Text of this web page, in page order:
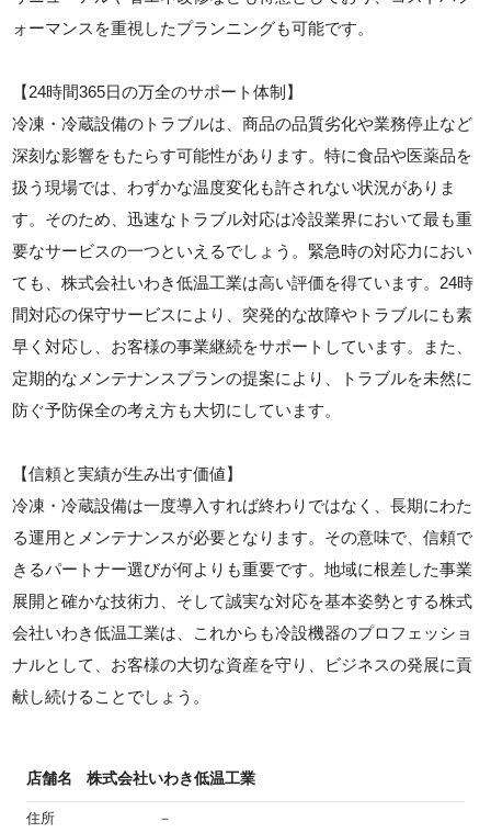
ォーマンスを重視したプランニングも可能です。
【24時間365日の万全のサポート体制】
冷凍・冷蔵設備のトラブルは、商品の品質劣化や業務停止など
深刻な影響をもたらす可能性があります。特に食品や医薬品を
扱う現場では、わずかな温度変化も許されない状況がありま
す。そのため、迅速なトラブル対応は冷設業界において最も重
要なサービスの一つといえるでしょう。緊急時の対応力におい
ても、株式会社いわき低温工業は高い評価を得ています。24時
間対応の保守サービスにより、突発的な故障やトラブルにも素
早く対応し、お客様の事業継続をサポートしています。また、
定期的なメンテナンスプランの提案により、トラブルを未然に
防ぐ予防保全の考え方も大切にしています。
【信頼と実績が生み出す価値】
冷凍・冷蔵設備は一度導入すれば終わりではなく、長期にわた
る運用とメンテナンスが必要となります。その意味で、信頼で
きるパートナー選びが何よりも重要です。地域に根差した事業
展開と確かな技術力、そして誠実な対応を基本姿勢とする株式
会社いわき低温工業は、これからも冷設機器のプロフェッショ
ナルとして、お客様の大切な資産を守り、ビジネスの発展に貢
献し続けることでしょう。
店舗名 株式会社いわき低温工業
住所 －